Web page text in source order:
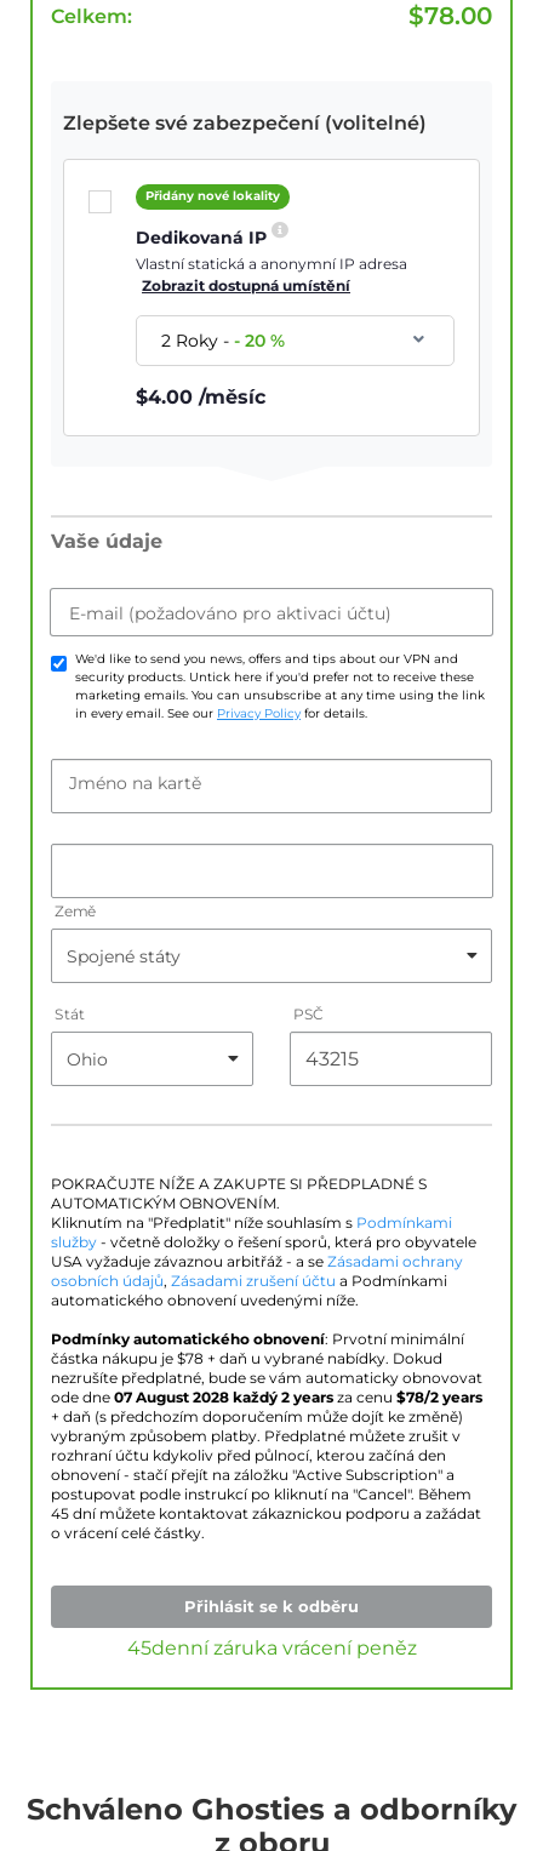
Celkem: $78.00
Zlepšete své zabezpečení (volitelné)
Přidány nové lokality
Dedikovaná IP
Vlastní statická a anonymní IP adresa
Zobrazit dostupná umístění
2 Roky--20 %
$4.00 /měsíc
Vaše údaje
E-mail (požadováno pro aktivaci účtu)
We'd like to send you news, offers and tips about our VPN and
security products. Untick here if you'd prefer not to receive these
marketing emails. You can unsubscribe at any time using the link
in every email. See our Privacy Policy for details.
Jméno na kartě
Země
Stát PSČ
POKRAČUJTE NÍŽE A ZAKUPTE SI PŘEDPLADNÉ S
AUTOMATICKÝM OBNOVENÍM.
Kliknutím na "Předplatit" níže souhlasím s Podmínkami
služby - včetně doložky o řešení sporů, která pro obyvatele
USA vyžaduje závaznou arbitřáž - a se Zásadami ochrany
osobních údajů, Zásadami zrušení účtu a Podmínkami
automatického obnovení uvedenými níže.
Podmínky automatického obnovení: Prvotní minimální
částka nákupu je $78 + daň u vybrané nabídky. Dokud
nezrušíte předplatné, bude se vám automaticky obnovovat
ode dne 07 August 2028 každý 2 years za cenu $78/2 years
+ daň (s předchozím doporučením může dojít ke změně)
vybraným způsobem platby. Předplatné můžete zrušit v
rozhraní účtu kdykoliv před půlnocí, kterou začíná den
obnovení - stačí přejít na záložku "Active Subscription" a
postupovat podle instrukcí po kliknutí na "Cancel". Během
45 dní můžete kontaktovat zákaznickou podporu a zažádat
o vrácení celé částky.
Přihlásit se k odběru
45denní záruka vrácení peněz
Schváleno Ghosties a odborníky
z oboru